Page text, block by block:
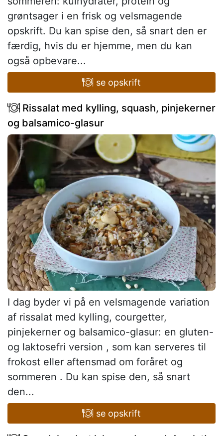
grøntsager i en frisk og velsmagende
opskrift. Du kan spise den, så snart den er
færdig, hvis du er hjemme, men du kan
også opbevare...
se opskrift
Rissalat med kylling, squash, pinjekerner
og balsamico-glasur
I dag byder vi på en velsmagende variation
af rissalat med kylling, courgetter,
pinjekerner og balsamico-glasur: en gluten-
og laktosefri version , som kan serveres til
frokost eller aftensmad om foråret og
sommeren . Du kan spise den, så snart
den...
se opskrift